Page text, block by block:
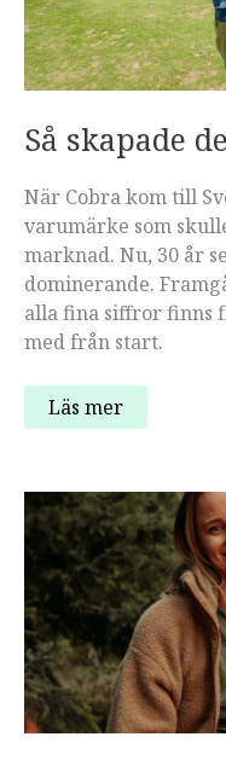
Så skapade
När Cobra kom till
varumärke som
marknad. Nu, 30 år
dominerande.
alla fina siffror finns
med från start.
Så
skapade
Läs mer